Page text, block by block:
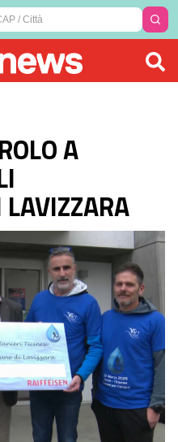
A